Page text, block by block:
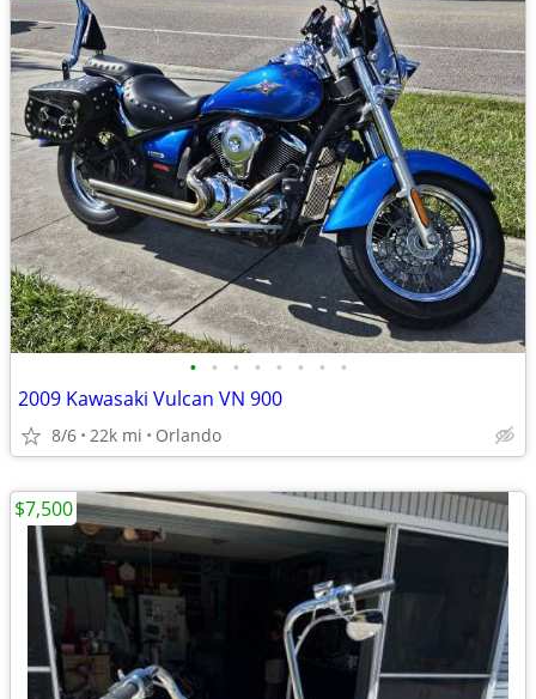
• • • • • • • •
2009 Kawasaki Vulcan VN 900
8/6 22k mi Orlando
$7,500